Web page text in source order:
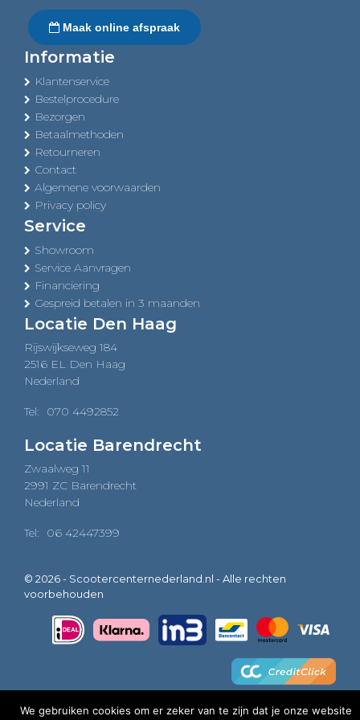
Maak online afspraak
Informatie
Klantenservice
Bestelprocedure
Bezorgen
Betaalmethoden
Retourneren
Contact
Algemene voorwaarden
Privacy policy
Service
Showroom
Service Aanvragen
Financiering
Gespreid betalen in 3 maanden
Locatie Den Haag
Rijswijkseweg 184
2516 EL Den Haag
Nederland
Tel: 070 4492852
Locatie Barendrecht
Zwaalweg 11
2991 ZC Barendrecht
Nederland
Tel: 06 42447399
© 2026 - Scootercenternederland.nl - Alle rechten
voorbehouden
We gebruiken cookies om er zeker van te zijn dat je onze website